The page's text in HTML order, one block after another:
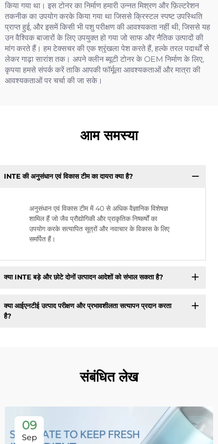
किया गया था। इस टोनर का निर्माण हमारी उन्नत मिश्रण और फ़िल्टरेशन
तकनीक का उपयोग करके किया गया था जिससे क्रिस्टल स्पष्ट उपस्थिति
प्राप्त हुई, और इसमें किसी भी पशु परीक्षण की आवश्यकता नहीं थी, जिससे यह
उन वैश्विक बाजारों के लिए उपयुक्त हो गया जो साफ और नैतिक उत्पादों की
मांग करते हैं। हम टेक्सचर की एक श्रृंखला पेश करते हैं, हल्के तरल पदार्थों से
लेकर गाढ़ा सारांश तक। अपने क्लीन ब्यूटी टोनर के OEM निर्माण के लिए,
कृपया हमसे संपर्क करें ताकि आपकी फॉर्मूला आवश्यकताओं और मात्रा की
आवश्यकताओं पर चर्चा की जा सके।
आम समस्या
INTE की अनुसंधान एवं विकास टीम का दायरा क्या है?
अनुसंधान एवं विकास टीम में 40 से अधिक वैज्ञानिक विशेषज्ञ
शामिल हैं जो जैव प्रौद्योगिकी और प्राकृतिक निष्कर्षों का
उपयोग करके सत्यापित सूत्रों और नवाचार के विकास के लिए
समर्पित हैं।
क्या INTE बड़े और छोटे दोनों उत्पादन आदेशों को संभाल सकता है?
क्या आईएनटीई उत्पाद परीक्षण और प्रभावशीलता सत्यापन प्रदान करता
है?
संबंधित लेख
09
Sep